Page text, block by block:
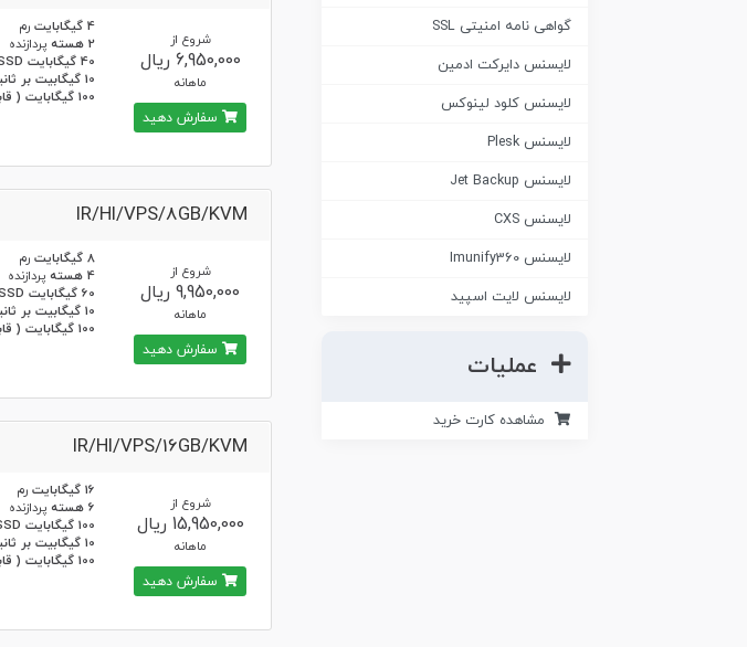
گواهی نامه امنیتی SSL
لایسنس دایرکت ادمین
لایسنس کلود لینوکس
لایسنس Plesk
لایسنس Jet Backup
لایسنس CXS
لایسنس Imunify360
لایسنس لایت اسپید
عملیات
مشاهده کارت خرید
4 گیگابایت
رم
2 هسته
پردازنده
40 گیگابایت SSD
10 گیگابیت بر ثانیه
100 گیگابایت ( قابل تغییر )
شروع از
6,950,000 ریال
ماهانه
سفارش دهید
IR/HI/VPS/8GB/KVM
8 گیگابایت
رم
4 هسته
پردازنده
60 گیگابایت SSD
10 گیگابیت بر ثانیه
100 گیگابایت ( قابل تغییر )
شروع از
9,950,000 ریال
ماهانه
سفارش دهید
IR/HI/VPS/16GB/KVM
16 گیگابایت
رم
6 هسته
پردازنده
100 گیگابایت SSD
10 گیگابیت بر ثانیه
100 گیگابایت ( قابل تغییر )
شروع از
15,950,000 ریال
ماهانه
سفارش دهید